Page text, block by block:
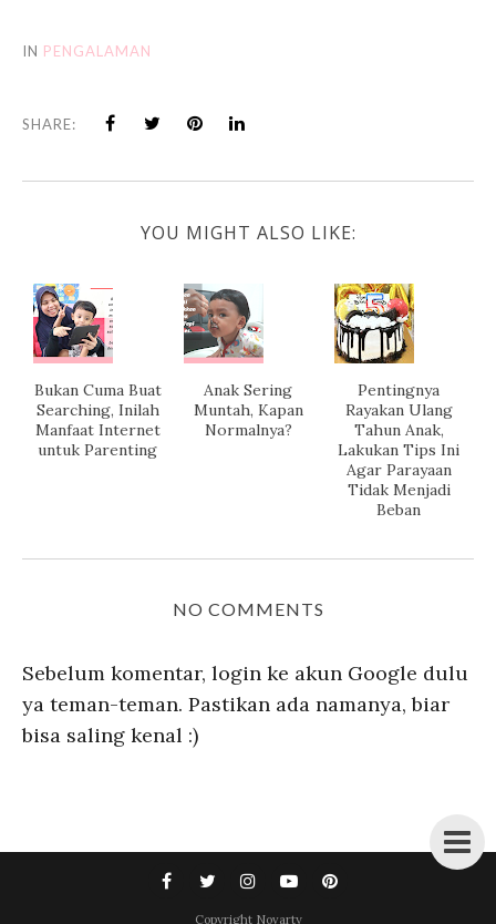
IN PENGALAMAN
SHARE:
YOU MIGHT ALSO LIKE:
Bukan Cuma Buat
Searching, Inilah
Manfaat Internet
untuk Parenting
Anak Sering
Muntah, Kapan
Normalnya?
Pentingnya
Rayakan Ulang
Tahun Anak,
Lakukan Tips Ini
Agar Parayaan
Tidak Menjadi
Beban
NO COMMENTS
Sebelum komentar, login ke akun Google dulu
ya teman-teman. Pastikan ada namanya, biar
bisa saling kenal :)
Copyright Novarty